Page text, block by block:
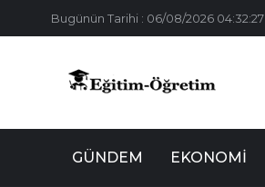
Bugünün Tarihi : 06/08/2026 04:32:27
GÜNDEM EKONOMI